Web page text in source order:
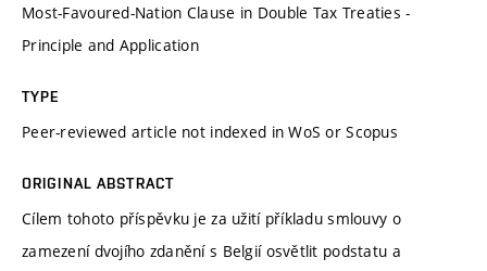
Most-Favoured-Nation Clause in Double Tax Treaties -
Principle and Application
TYPE
Peer-reviewed article not indexed in WoS or Scopus
ORIGINAL ABSTRACT
Cílem tohoto příspěvku je za užití příkladu smlouvy o
zamezení dvojího zdanění s Belgií osvětlit podstatu a